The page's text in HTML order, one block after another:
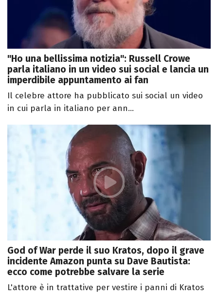
"Ho una bellissima notizia": Russell Crowe
parla italiano in un video sui social e lancia un
imperdibile appuntamento ai fan
Il celebre attore ha pubblicato sui social un video
in cui parla in italiano per ann...
God of War perde il suo Kratos, dopo il grave
incidente Amazon punta su Dave Bautista:
ecco come potrebbe salvare la serie
L'attore è in trattative per vestire i panni di Kratos